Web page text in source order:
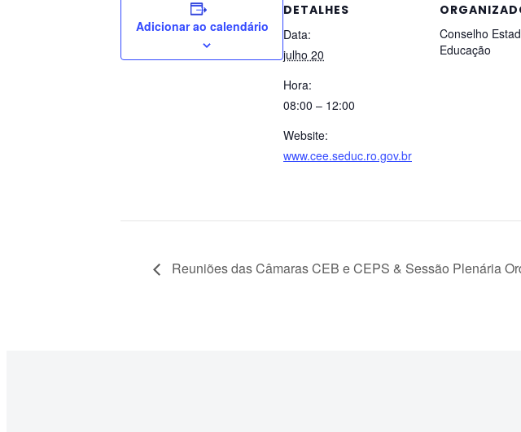
Adicionar ao calendário
DETALHES
Data:
julho 20
Hora:
08:00 – 12:00
Website:
www.cee.seduc.ro.gov.br
Conselho
Educação
Reuniões das Câmaras CEB e CEPS & Sessão Plenária